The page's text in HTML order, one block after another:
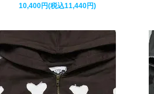
10,400円(税込11,440円)